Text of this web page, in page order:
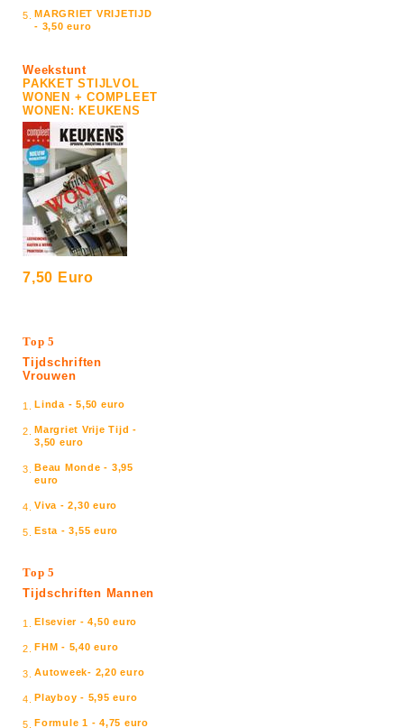
5. MARGRIET VRIJETIJD
- 3,50 euro
Weekstunt
PAKKET STIJLVOL
WONEN + COMPLEET
WONEN: KEUKENS
7,50 Euro
Top 5
Tijdschriften
Vrouwen
1. Linda - 5,50 euro
2. Margriet Vrije Tijd -
3,50 euro
3. Beau Monde - 3,95
euro
4. Viva - 2,30 euro
5. Esta - 3,55 euro
Top 5
Tijdschriften Mannen
1. Elsevier - 4,50 euro
2. FHM - 5,40 euro
3. Autoweek- 2,20 euro
4. Playboy - 5,95 euro
5. Formule 1 - 4,75 euro